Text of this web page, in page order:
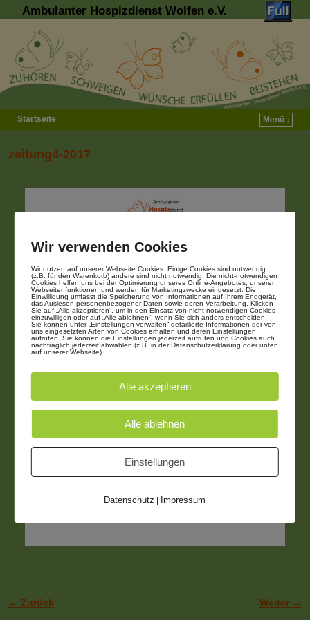
Ambulanter Hospizdienst Wolfen e.V.
Startseite
Menü ↓
zeitung4-2017
Bilder-Navigation
← Zurück Weiter →
Wir verwenden Cookies
Wir nutzen auf unserer Webseite Cookies. Einige Cookies sind notwendig
(z.B. für den Warenkorb) andere sind nicht notwendig. Die nicht-notwendigen
Cookies helfen uns bei der Optimierung unseres Online-Angebotes, unserer
Webseitenfunktionen und werden für Marketingzwecke eingesetzt. Die
Einwilligung umfasst die Speicherung von Informationen auf Ihrem Endgerät,
das Auslesen personenbezogener Daten sowie deren Verarbeitung. Klicken
Sie auf „Alle akzeptieren“, um in den Einsatz von nicht notwendigen Cookies
einzuwilligen oder auf „Alle ablehnen“, wenn Sie sich anders entscheiden.
Sie können unter „Einstellungen verwalten“ detaillierte Informationen der von
uns eingesetzten Arten von Cookies erhalten und deren Einstellungen
aufrufen. Sie können die Einstellungen jederzeit aufrufen und Cookies auch
nachträglich jederzeit abwählen (z.B. in der Datenschutzerklärung oder unten
auf unserer Webseite).
Alle akzeptieren
Alle ablehnen
Einstellungen
Datenschutz | Impressum